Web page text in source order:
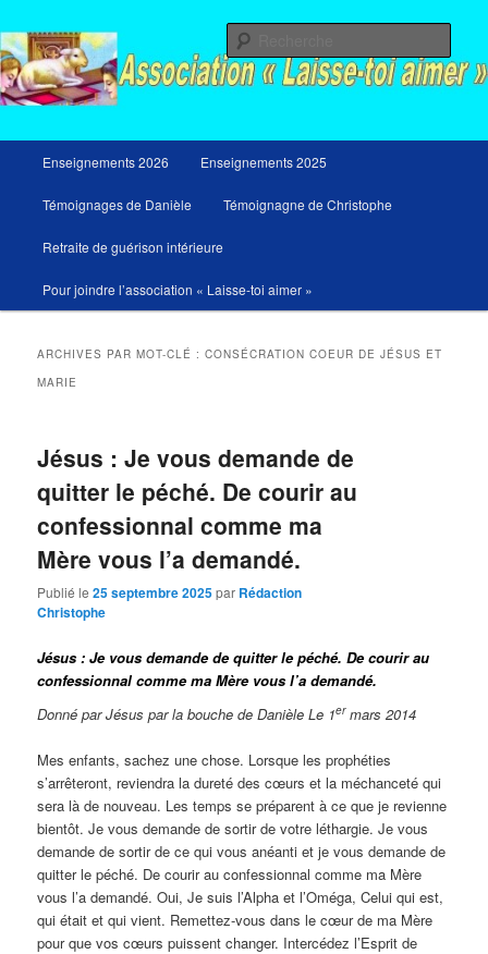
au
contenu
principal
au
contenu
secondaire
principal
Enseignements 2026 Enseignements 2025
Témoignages de Danièle Témoignagne de Christophe
Retraite de guérison intérieure
Pour joindre l’association « Laisse-toi aimer »
ARCHIVES PAR MOT-CLÉ :CONSÉCRATION COEUR DE JÉSUS ET
MARIE
Jésus : Je vous demande de
quitter le péché. De courir au
confessionnal comme ma
Mère vous l’a demandé.
Publié le25 septembre 2025par Rédaction
Christophe
Jésus : Je vous demande de quitter le péché. De courir au
confessionnal comme ma Mère vous l’a demandé.
Donné par Jésus par la bouche de Danièle Le 1ermars 2014
Mes enfants, sachez une chose. Lorsque les prophéties
s’arrêteront, reviendra la dureté des cœurs et la méchanceté qui
sera là de nouveau. Les temps se préparent à ce que je revienne
bientôt. Je vous demande de sortir de votre léthargie. Je vous
demande de sortir de ce qui vous anéanti et je vous demande de
quitter le péché. De courir au confessionnal comme ma Mère
vous l’a demandé. Oui, Je suis l’Alpha et l’Oméga, Celui qui est,
qui était et qui vient. Remettez-vous dans le cœur de ma Mère
pour que vos cœurs puissent changer. Intercédez l’Esprit de